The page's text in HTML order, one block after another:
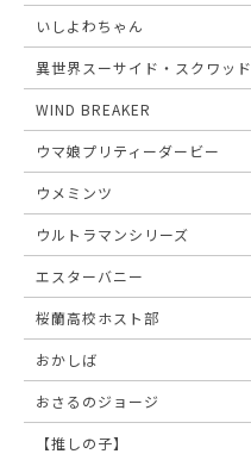
いしよわちゃん
異世界スーサイド・スクワッド
WIND BREAKER
ウマ娘プリティーダービー
ウメミンツ
ウルトラマンシリーズ
エスターバニー
桜蘭高校ホスト部
おかしば
おさるのジョージ
【推しの子】